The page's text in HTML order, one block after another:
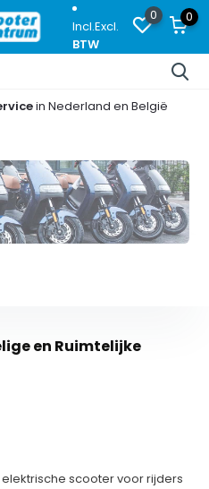
Incl.Excl.
BTW
0 0
in Nederland en België
en Ruimtelijke
scooter voor rijders